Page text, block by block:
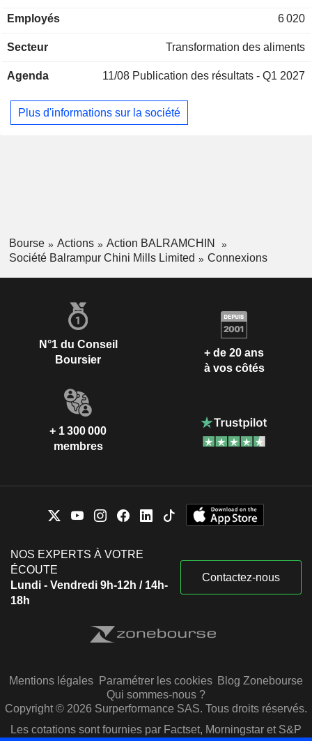
les suivants : Sucre, Distillerie, Acide polylactique et Autres.
sous-produits. Le segment Distillerie comprend la vente
le cadre de contrats avec des sociétés publiques et privées
destinés à des acheteurs institutionnels. La société est
également active dans la fabrication d’acide polylactique
Employés 6 020
Secteur Transformation des aliments
Agenda 11/08 Publication des résultats - Q1 2027
Plus d'informations sur la société
Bourse Actions
Action BALRAMCHIN
Société Balrampur Chini Mills Limited
Connexions
N°1 du Conseil
Boursier
+ de 20 ans
à vos côtés
+ 1 300 000
membres
NOS EXPERTS À VOTRE
ÉCOUTE
Lundi - Vendredi 9h-12h / 14h-
18h
Contactez-nous
Mentions légales Paramétrer les cookies Blog Zonebourse
Qui sommes-nous ?
Copyright © 2026 Surperformance SAS. Tous droits réservés.
Les cotations sont fournies par Factset, Morningstar et S&P